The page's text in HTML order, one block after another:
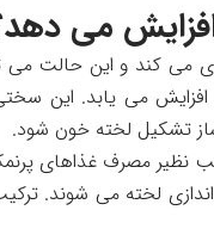
می
می کند و این حالت
می یابد. این
تشکیل لخته خون شود.
نظیر مصرف غذاهای
لخته می شوند.